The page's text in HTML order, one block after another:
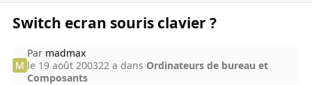
Switch ecran souris clavier ?
Par madmax
le 19 août 200322 a dans Ordinateurs de bureau et
Composants